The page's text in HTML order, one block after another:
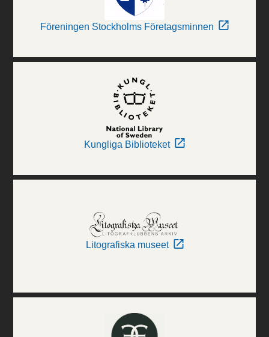
Föreningen Stockholms Företagsminnen
Kungliga Biblioteket
Litografiska museet